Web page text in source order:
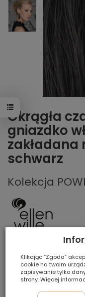
Okrągła
gniazdko
zakładana
schwarz
Kolekcja
Obserwuj produkt:
Producent:Ellen Wille
Klikając “Zgoda”
cookie na twoim
zapisywanie tylko
strony. Więcej